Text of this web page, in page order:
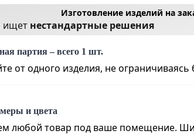
Изготовление изделий на
ищет нестандартные решения
партия – всего 1 шт.
от одного изделия, не
и цвета
любой товар под ваше помещение.